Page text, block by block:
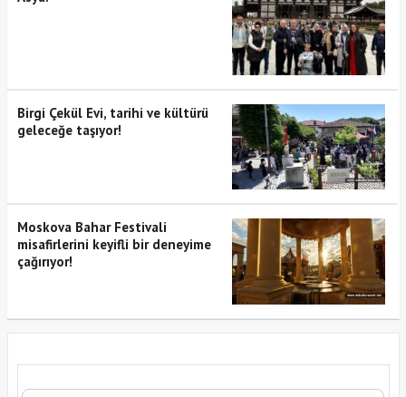
Birgi Çekül Evi, tarihi ve kültürü
geleceğe taşıyor!
Moskova Bahar Festivali
misafirlerini keyifli bir deneyime
çağırıyor!